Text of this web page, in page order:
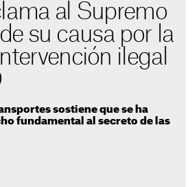
al Supremo
su causa por la
ilegal
sostiene que se ha
fundamental al secreto de las